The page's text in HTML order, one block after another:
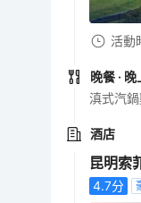
活動
晚餐 · 晚
滇式汽
酒店
昆明索
4.7分